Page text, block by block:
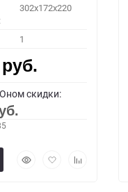
302x172x220
1
руб.
скидки:
БыстрыйДобавитьДобавить